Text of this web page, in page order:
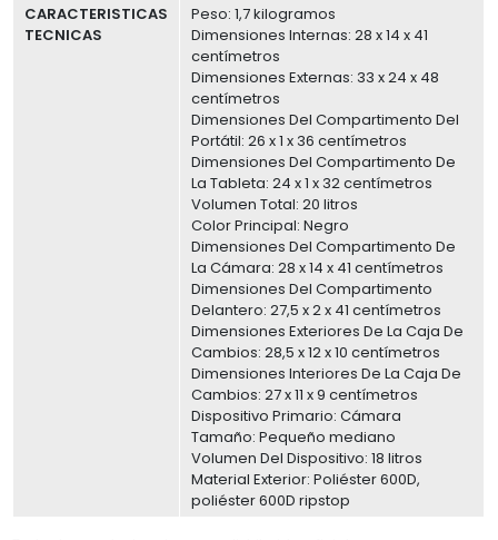
CARACTERISTICAS
TECNICAS
Peso: 1,7 kilogramos
Dimensiones Internas: 28 x 14 x 41
centímetros
Dimensiones Externas: 33 x 24 x 48
centímetros
Dimensiones Del Compartimento Del
Portátil: 26 x 1 x 36 centímetros
Dimensiones Del Compartimento De
La Tableta: 24 x 1 x 32 centímetros
Volumen Total: 20 litros
Color Principal: Negro
Dimensiones Del Compartimento De
La Cámara: 28 x 14 x 41 centímetros
Dimensiones Del Compartimento
Delantero: 27,5 x 2 x 41 centímetros
Dimensiones Exteriores De La Caja De
Cambios: 28,5 x 12 x 10 centímetros
Dimensiones Interiores De La Caja De
Cambios: 27 x 11 x 9 centímetros
Dispositivo Primario: Cámara
Tamaño: Pequeño mediano
Volumen Del Dispositivo: 18 litros
Material Exterior: Poliéster 600D,
poliéster 600D ripstop